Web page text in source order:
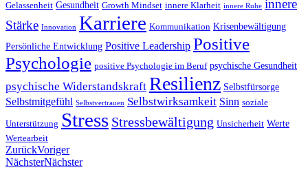
Gelassenheit Gesundheit Growth Mindset innere Klarheit innere Ruhe innere
Stärke Innovation Karriere Kommunikation Krisenbewältigung
Persönliche Entwicklung Positive Leadership Positive
Psychologie positive Psychologie im Beruf psychische Gesundheit
psychische Widerstandskraft Resilienz Selbstfürsorge
Selbstmitgefühl Selbstvertrauen Selbstwirksamkeit Sinn soziale
Unterstützung Stress Stressbewältigung Unsicherheit Werte
Wertearbeit
ZurückVoriger
NächsterNächster